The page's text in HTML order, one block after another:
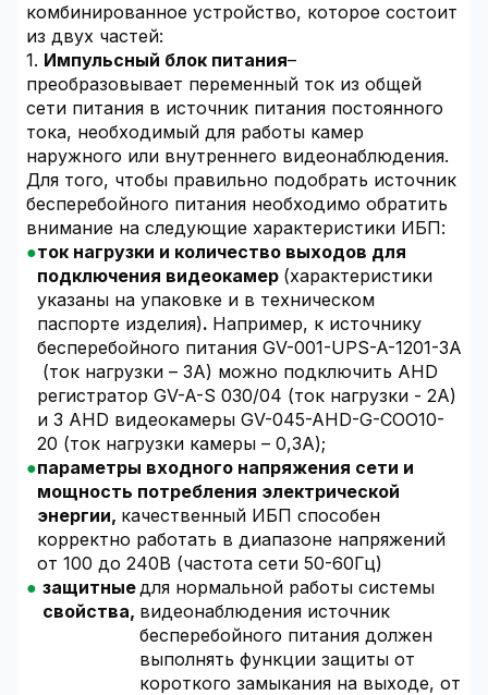
комбинированное устройство, которое состоит
из двух частей:
1. Импульсный блок питания–
преобразовывает переменный ток из общей
сети питания в источник питания постоянного
тока, необходимый для работы камер
наружного или внутреннего видеонаблюдения.
Для того, чтобы правильно подобрать источник
бесперебойного питания необходимо обратить
внимание на следующие характеристики ИБП:
ток нагрузки и количество выходов для
подключения видеокамер (характеристики
указаны на упаковке и в техническом
паспорте изделия). Например, к источнику
бесперебойного питания GV-001-UPS-A-1201-3A
(ток нагрузки – 3А) можно подключить AHD
регистратор GV-A-S 030/04 (ток нагрузки - 2А)
и 3 AHD видеокамеры GV-045-AHD-G-COO10-
20 (ток нагрузки камеры – 0,3А);
параметры входного напряжения сети и
мощность потребления электрической
энергии, качественный ИБП способен
корректно работать в диапазоне напряжений
от 100 до 240В (частота сети 50-60Гц)
защитные
свойства,
для нормальной работы системы
видеонаблюдения источник
бесперебойного питания должен
выполнять функции защиты от
короткого замыкания на выходе, от